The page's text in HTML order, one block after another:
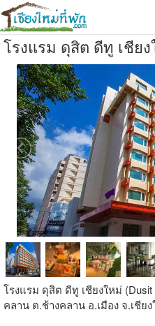
โรงแรม ดุสิต ดีทู เชีย
โรงแรม ดุสิต ดีทู เชียงใหม่
คลาน ต.ช้างคลาน อ.เมือง จ.เชีย